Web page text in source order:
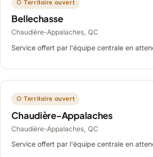
○ Territoire ouvert
Bellechasse
Chaudière-Appalaches, QC
Service offert par l'équipe centrale en
○ Territoire ouvert
Chaudière-Appalaches
Chaudière-Appalaches, QC
Service offert par l'équipe centrale en